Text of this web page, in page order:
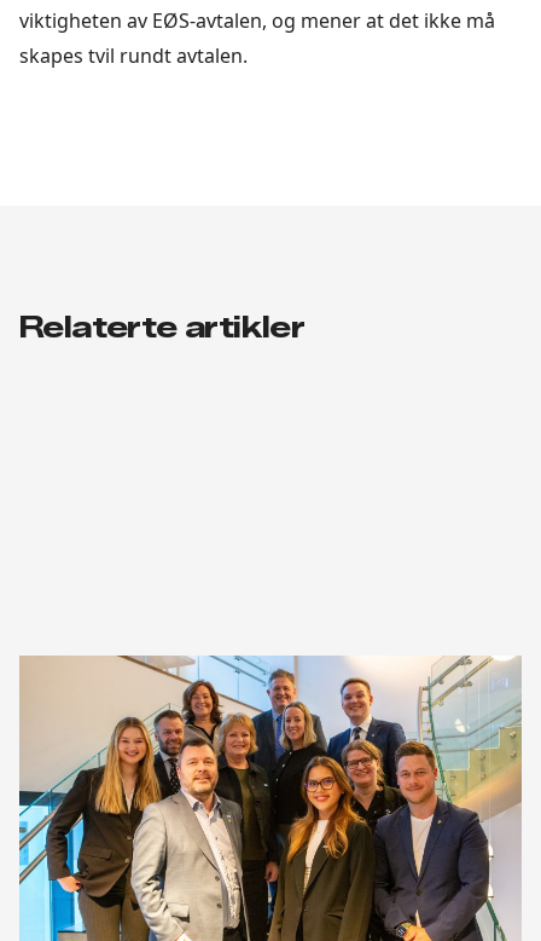
viktigheten av EØS-avtalen, og mener at det ikke må
skapes tvil rundt avtalen.
Relaterte artikler